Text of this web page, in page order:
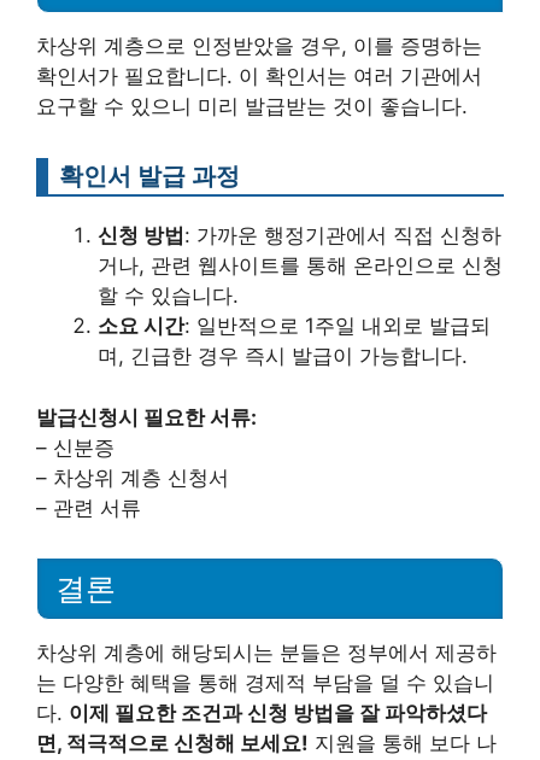
차상위 계층으로 인정받았을 경우, 이를 증명하는
확인서가 필요합니다. 이 확인서는 여러 기관에서
요구할 수 있으니 미리 발급받는 것이 좋습니다.
확인서 발급 과정
신청 방법 : 가까운 행정기관에서 직접 신청하
거나, 관련 웹사이트를 통해 온라인으로 신청
할 수 있습니다.
소요 시간: 일반적으로 1주일 내외로 발급되
며, 긴급한 경우 즉시 발급이 가능합니다.
발급신청시 필요한 서류:
– 신분증
– 차상위 계층 신청서
– 관련 서류
결론
차상위 계층에 해당되시는 분들은 정부에서 제공하
는 다양한 혜택을 통해 경제적 부담을 덜 수 있습니
다. 이제 필요한 조건과 신청 방법을 잘 파악하셨다
면, 적극적으로 신청해 보세요! 지원을 통해 보다 나